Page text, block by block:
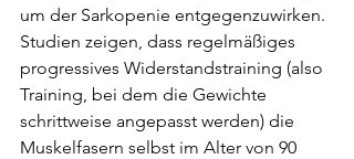
um der Sarkopenie entgegenzuwirken.
Studien zeigen, dass regelmäßiges
progressives Widerstandstraining (also
Training, bei dem die Gewichte
schrittweise angepasst werden) die
Muskelfasern selbst im Alter von 90